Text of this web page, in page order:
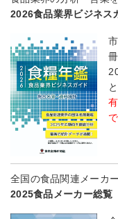
2026食品業界ビジネス
全国の食品関連メー
2025食品メーカー総覧